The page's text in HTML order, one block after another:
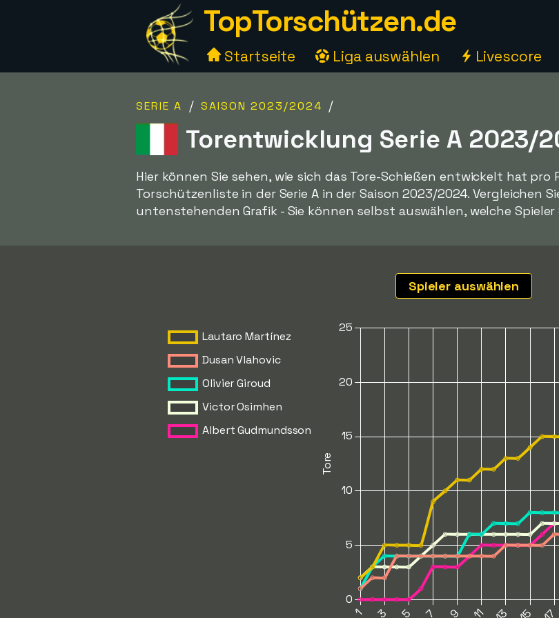
TopTorschützen.de
Startseite Liga auswählen Livescore
SERIE A / SAISON 2023/2024 /
Torentwicklung Serie A 2023/
Hier können Sie sehen, wie sich das Tore-Schießen entwickelt hat
Torschützenliste in der Serie A in der Saison 2023/2024. Vergleichen
untenstehenden Grafik - Sie können selbst auswählen, welche
Spieler auswählen